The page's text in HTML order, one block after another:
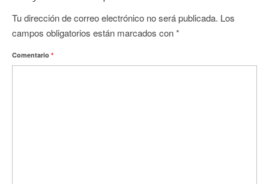
Tu dirección de correo electrónico no será publicada. Los
campos obligatorios están marcados con*
Comentario *